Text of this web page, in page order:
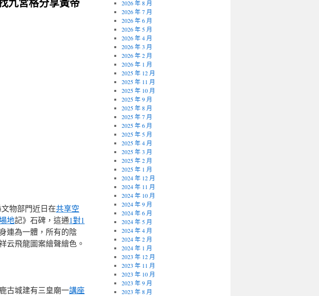
物部門近日在共享空
地記》石碑，這通1對1
連為一體，所有的陰
云飛龍圖案繪聲繪色。
古城建有三皇廟一講座
2026 年 8 月
2026 年 7 月
2026 年 6 月
2026 年 5 月
2026 年 4 月
2026 年 3 月
2026 年 2 月
2026 年 1 月
2025 年 12 月
2025 年 11 月
2025 年 10 月
2025 年 9 月
2025 年 8 月
2025 年 7 月
2025 年 6 月
2025 年 5 月
2025 年 4 月
2025 年 3 月
2025 年 2 月
2025 年 1 月
2024 年 12 月
2024 年 11 月
2024 年 10 月
2024 年 9 月
2024 年 6 月
2024 年 5 月
2024 年 4 月
2024 年 2 月
2024 年 1 月
2023 年 12 月
2023 年 11 月
2023 年 10 月
2023 年 9 月
2023 年 8 月